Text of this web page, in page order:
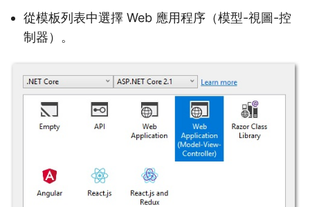
從模板列表中選擇 Web 應用程序（模型-視圖-控
制器）。